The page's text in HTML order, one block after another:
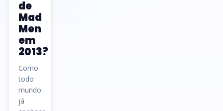
de
Mad
Men
em
2013?
Como
todo
mundo
já